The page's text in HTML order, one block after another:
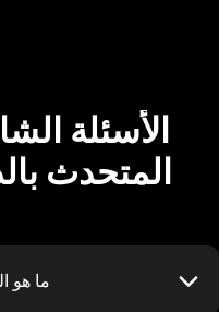
الأسئلة
المتحدث
ما هو